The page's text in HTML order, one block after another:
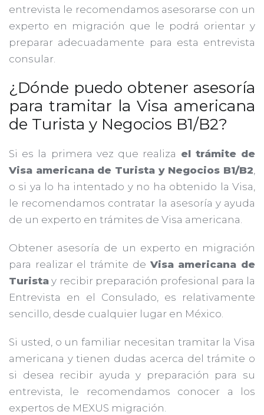
entrevista le recomendamos asesorarse con un
experto en migración que le podrá orientar y
preparar adecuadamente para esta entrevista
consular.
¿Dónde puedo obtener asesoría
para tramitar la Visa americana
de Turista y Negocios B1/B2?
Si es la primera vez que realiza el trámite de
Visa americana de Turista y Negocios B1/B2,
o si ya lo ha intentado y no ha obtenido la Visa,
le recomendamos contratar la asesoría y ayuda
de un experto en trámites de Visa americana.
Obtener asesoría de un experto en migración
para realizar el trámite de Visa americana de
Turista y recibir preparación profesional para la
Entrevista en el Consulado, es relativamente
sencillo, desde cualquier lugar en México.
Si usted, o un familiar necesitan tramitar la Visa
americana y tienen dudas acerca del trámite o
si desea recibir ayuda y preparación para su
entrevista, le recomendamos conocer a los
expertos de MEXUS migración.